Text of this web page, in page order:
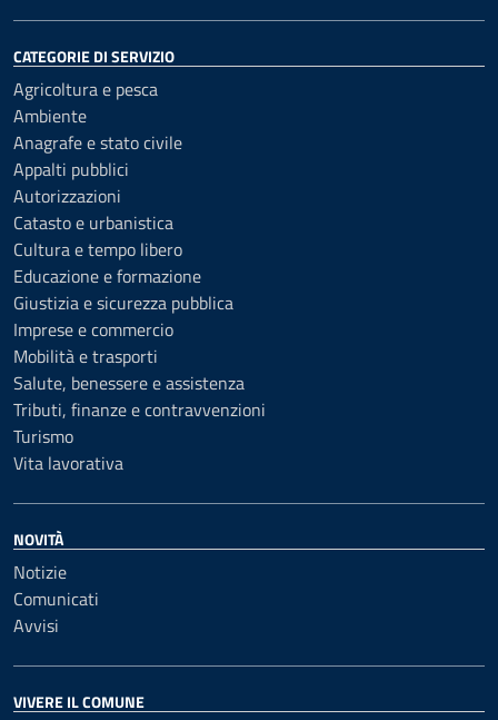
CATEGORIE DI SERVIZIO
Agricoltura e pesca
Ambiente
Anagrafe e stato civile
Appalti pubblici
Autorizzazioni
Catasto e urbanistica
Cultura e tempo libero
Educazione e formazione
Giustizia e sicurezza pubblica
Imprese e commercio
Mobilità e trasporti
Salute, benessere e assistenza
Tributi, finanze e contravvenzioni
Turismo
Vita lavorativa
NOVITÀ
Notizie
Comunicati
Avvisi
VIVERE IL COMUNE